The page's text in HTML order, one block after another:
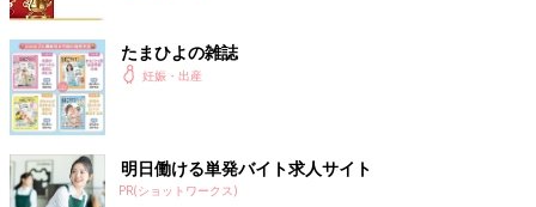
alpaca さん
（1才代ベビー／40才以上～44才パパ）
様々なブランドを試して、ママ→パパ・パパ→ママのサイズ調整
の時、いちばん作業効率が良かった為購入しました。たたむとき
多少コンパクトになればありがたい。
使用期間
生後０カ月～現在も使用中
たまひよの雑誌
妊娠・出産
明日働ける単発バイト求人サイト
PR(ショットワークス)